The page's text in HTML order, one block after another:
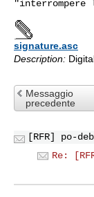
signature.asc
Description:
Messaggio
precedente
[RFR] po-
Re: